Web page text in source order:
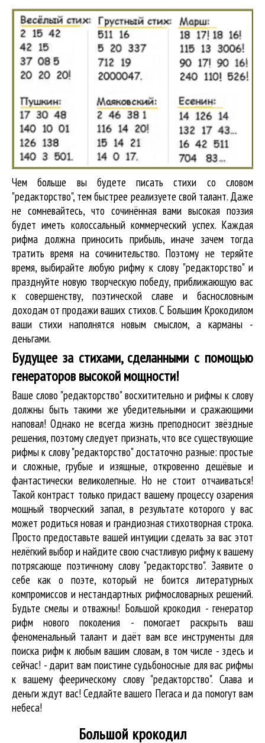
Чем больше вы будете писать стихи со словом
"редакторство", тем быстрее реализуете свой талант. Даже
не сомневайтесь, что сочинённая вами высокая поэзия
будет иметь колоссальный коммерческий успех. Каждая
рифма должна приносить прибыль, иначе зачем тогда
тратить время на сочинительство. Поэтому не теряйте
время, выбирайте любую рифму к слову "редакторство" и
празднуйте новую творческую победу, приближающую вас
к совершенству, поэтической славе и баснословным
доходам от продажи ваших стихов. С Большим Крокодилом
ваши стихи наполнятся новым смыслом, а карманы -
деньгами.
Будущее за стихами, сделанными с помощью
генераторов высокой мощности!
Ваше слово "редакторство" восхитительно и рифмы к слову
должны быть такими же убедительными и сражающими
наповал! Однако не всегда жизнь преподносит звёздные
решения, поэтому следует признать, что все существующие
рифмы к слову "редакторство" достаточно разные: простые
и сложные, грубые и изящные, откровенно дешёвые и
фантастически великолепные. Но не стоит отчаиваться!
Такой контраст только придаст вашему процессу озарения
мощный творческий запал, в результате которого у вас
может родиться новая и грандиозная стихотворная строка.
Просто предоставьте вашей интуиции сделать за вас этот
нелёгкий выбор и найдите свою счастливую рифму к вашему
потрясающе поэтичному слову "редакторство". Заявите о
себе как о поэте, который не боится литературных
компромиссов и нестандартных рифмословарных решений.
Будьте смелы и отважны! Большой крокодил - генератор
рифм нового поколения - помогает раскрыть ваш
феноменальный талант и даёт вам все инструменты для
поиска рифмк любым вашим словам, в том числе - здесь и
сейчас! - дарит вам поистине судьбоносные для вас рифмы
к вашему феерическому слову "редакторство". Слава и
деньги ждут вас! Седлайте вашего Пегаса и да помогут вам
небеса!
Большой крокодил